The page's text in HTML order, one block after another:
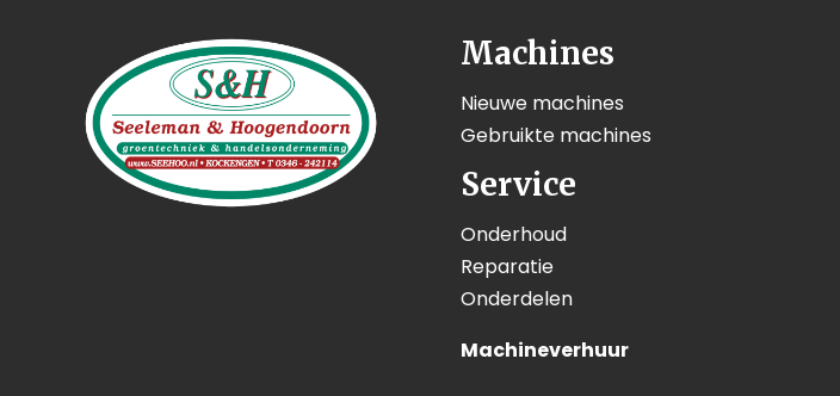
Machines
Nieuwe machines
Gebruikte machines
Service
Onderhoud
Reparatie
Onderdelen
Machineverhuur